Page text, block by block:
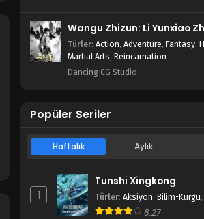
Wo Shi Da Shenxian
Wo Shi Da Shenxian
Şubat 5, 2022
Blm 1 - Wo Shi Da Shenxian
Şubat 5, 2022
Wangu Zhizun: Li Yunxiao
Türler: Action, Adventure, Fantasy,
Martial Arts, Reincarnation
Dancing CG Studio
Popüler Seriler
Haftalık Aylık
1
Tunshi Xingkong
Türler: Aksiyon, Bilim-Kurgu,
8.27